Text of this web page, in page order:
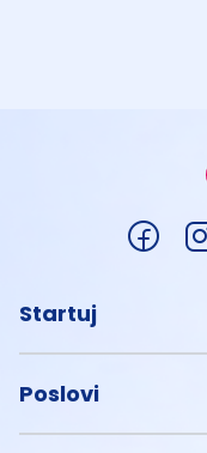
Startuj
Poslovi